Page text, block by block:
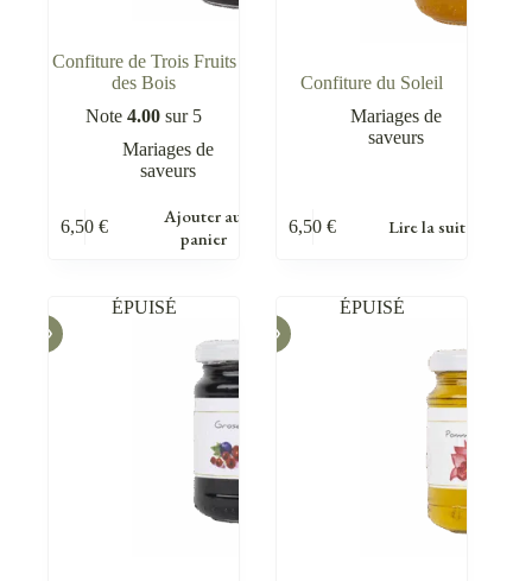
Confiture de Trois Fruits
des Bois
Note4.00 sur 5
Mariages de
saveurs
6,50€
Ajouter au
panier
Confiture du Soleil
Mariages de
saveurs
6,50€ Lire la suite
ÉPUISÉ ÉPUISÉ